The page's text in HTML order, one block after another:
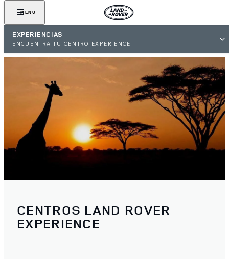
MENU
EXPERIENCIAS
ENCUENTRA TU CENTRO EXPERIENCE
CENTROS LAND ROVER
EXPERIENCE